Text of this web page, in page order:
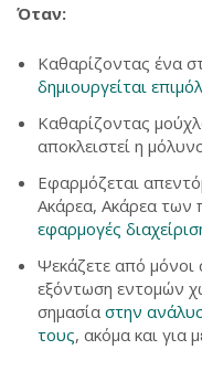
Όταν:
Καθαρίζοντας ένα
δημιουργείται
Καθαρίζοντας
αποκλειστεί η
Εφαρμόζεται
Ακάρεα, Ακάρεα των
εφαρμογές
Ψεκάζετε από
εξόντωση εντομών
σημασία στην
τους, ακόμα και για